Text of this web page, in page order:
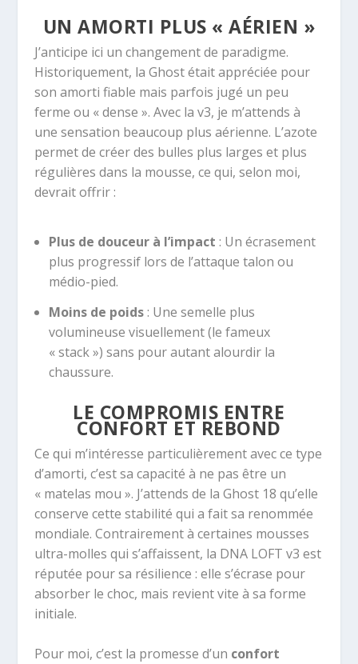
UN AMORTI PLUS « AÉRIEN »
J’anticipe ici un changement de paradigme.
Historiquement, la Ghost était appréciée pour
son amorti fiable mais parfois jugé un peu
ferme ou « dense ». Avec la v3, je m’attends à
une sensation beaucoup plus aérienne. L’azote
permet de créer des bulles plus larges et plus
régulières dans la mousse, ce qui, selon moi,
devrait offrir :
Plus de douceur à l’impact : Un écrasement
plus progressif lors de l’attaque talon ou
médio-pied.
Moins de poids : Une semelle plus
volumineuse visuellement (le fameux
« stack ») sans pour autant alourdir la
chaussure.
LE COMPROMIS ENTRE
CONFORT ET REBOND
Ce qui m’intéresse particulièrement avec ce type
d’amorti, c’est sa capacité à ne pas être un
« matelas mou ». J’attends de la Ghost 18 qu’elle
conserve cette stabilité qui a fait sa renommée
mondiale. Contrairement à certaines mousses
ultra-molles qui s’affaissent, la DNA LOFT v3 est
réputée pour sa résilience : elle s’écrase pour
absorber le choc, mais revient vite à sa forme
initiale.
Pour moi, c’est la promesse d’un confort